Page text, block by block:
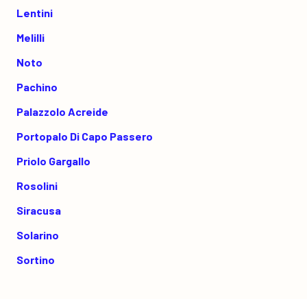
Lentini
Melilli
Noto
Pachino
Palazzolo Acreide
Portopalo Di Capo Passero
Priolo Gargallo
Rosolini
Siracusa
Solarino
Sortino